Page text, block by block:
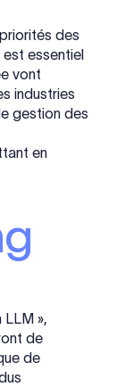
des
est essentiel
vont
industries
gestion des
en
LLM »,
de
de